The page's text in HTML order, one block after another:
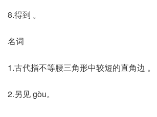
8.得到 。
名词
1.古代指不等腰三角形中较短的直角边 。
2.另见 gòu。